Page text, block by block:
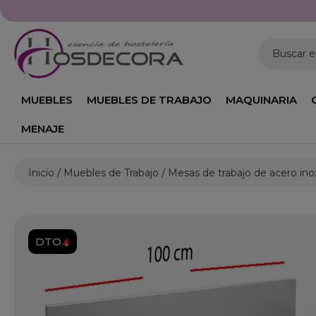
Buscar
MUEBLES MUEBLES DE TRABAJO MAQUINARIA
MENAJE
Inicio Muebles de Trabajo Mesas de trabajo de acero
DTO.